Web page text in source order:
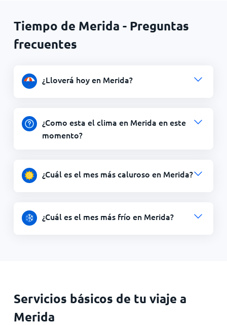
Tiempo de Merida - Preguntas
frecuentes
¿Lloverá hoy en Merida?
¿Como esta el clima en Merida en este
momento?
¿Cuál es el mes más caluroso en Merida?
¿Cuál es el mes más frío en Merida?
Servicios básicos de tu viaje a
Merida